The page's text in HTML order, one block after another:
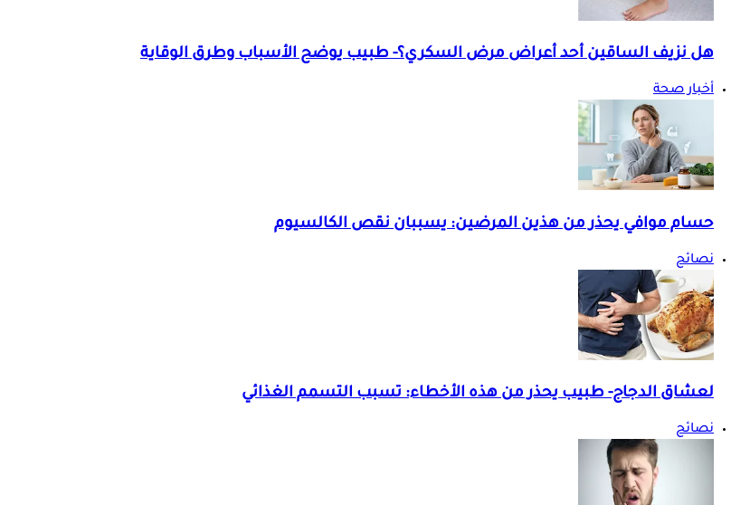
هل نزيف الساقين أحد أعراض مرض السكري؟- طبيب يوضح الأسباب وطرق الوقاية
أخبار صحة
حسام موافي يحذر من هذين المرضين: يسببان نقص الكالسيوم
نصائح
لعشاق الدجاج- طبيب يحذر من هذه الأخطاء: تسبب التسمم الغذائي
نصائح